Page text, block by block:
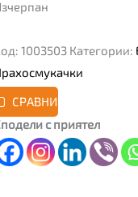
1003503 Категории:
СРАВНИ
с приятел